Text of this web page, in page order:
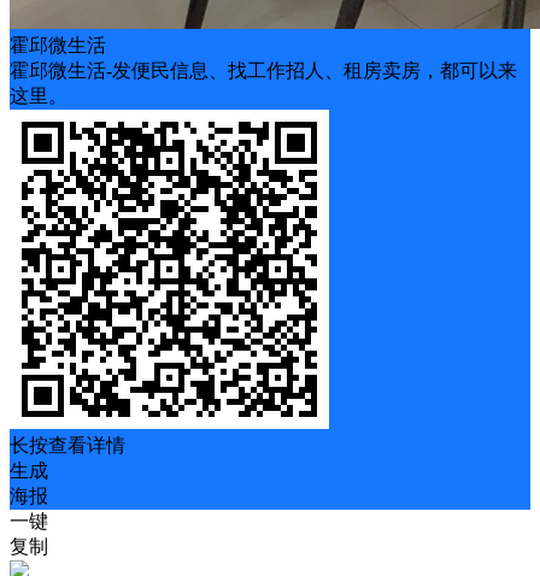
霍邱微生活
霍邱微生活-发便民信息、找工作招人、租房卖房，都可以来
这里。
长按查看详情
生成
海报
一键
复制